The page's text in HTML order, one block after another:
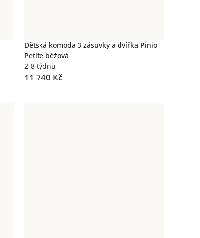
Dětská komoda 3 zásuvky a dvířka Pinio
Petite béžová
2-8 týdnů
11 740 Kč